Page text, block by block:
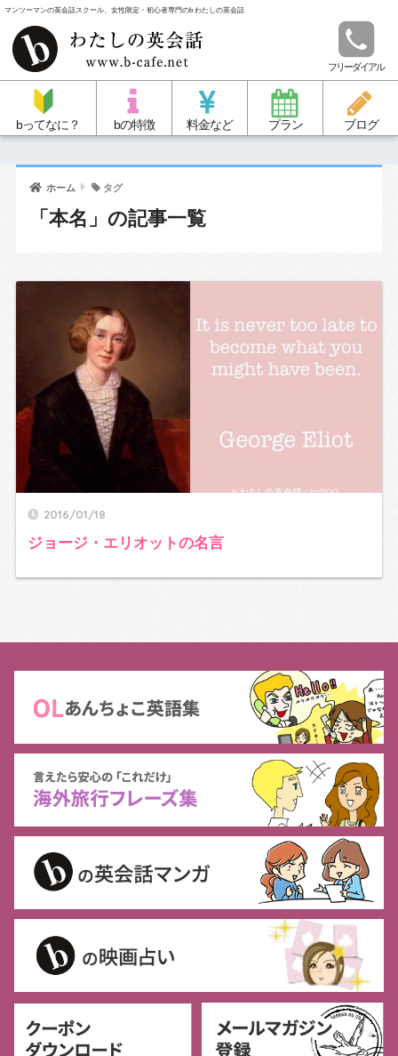
マンツーマンの英会話スクール、女性限定・初心者専門のb わたしの英会話
フリーダイアル
bってなに？ bの特徴 料金など プラン ブログ
ホーム タグ
「本名」の記事一覧
2016/01/18
ジョージ・エリオットの名言